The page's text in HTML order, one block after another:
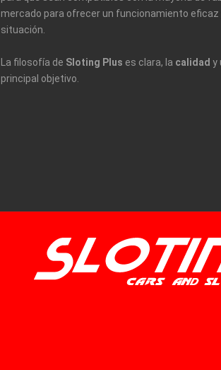
mercado para ofrecer un funcionamiento eficaz
situación.
La filosofía de Sloting Plus es clara, la calidad y
principal objetivo.